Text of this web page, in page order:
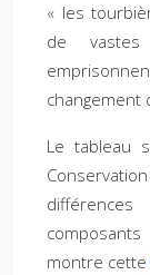
« les
de vastes
changement
Le tableau
montre cette